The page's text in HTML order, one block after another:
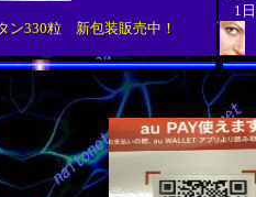
ン330粒 新包装販売中！
1日